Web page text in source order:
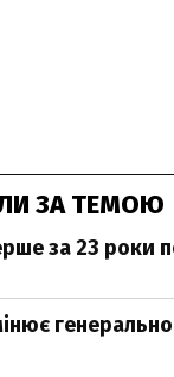
ЗА ТЕМОЮ
за 23 роки